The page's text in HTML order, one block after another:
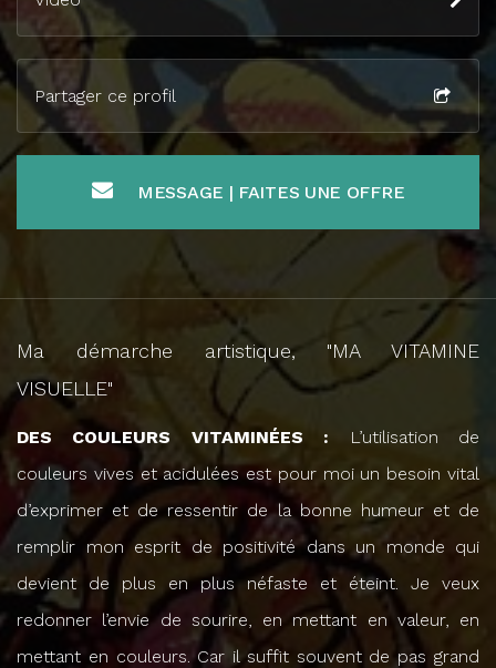
Partager ce profil
MESSAGE | FAITES UNE OFFRE
Ma démarche artistique, "MA VITAMINE
VISUELLE"
DES COULEURS VITAMINÉES : L’utilisation de
couleurs vives et acidulées est pour moi un besoin vital
d’exprimer et de ressentir de la bonne humeur et de
remplir mon esprit de positivité dans un monde qui
devient de plus en plus néfaste et éteint. Je veux
redonner l’envie de sourire, en mettant en valeur, en
mettant en couleurs. Car il suffit souvent de pas grand